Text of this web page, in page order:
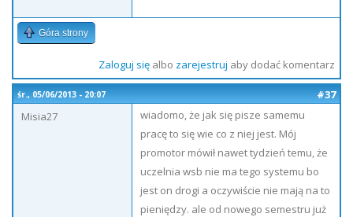
Góra strony
Zaloguj sięalbo zarejestruj aby dodać komentarz
śr., 05/06/2013 - 20:07
#37
Misia27
wiadomo, że jak się pisze samemu
pracę to się wie co z niej jest. Mój
promotor mówił nawet tydzień temu, że
uczelnia wsb nie ma tego systemu bo
jest on drogi a oczywiście nie mają na to
pieniędzy. ale od nowego semestru już